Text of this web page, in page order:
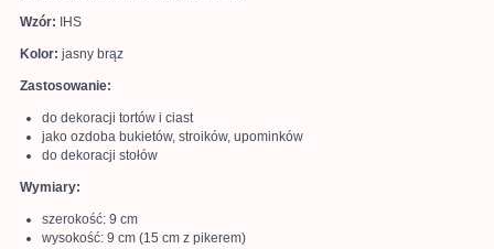
Wzór: IHS
Kolor: jasny brąz
Zastosowanie:
do dekoracji tortów i ciast
jako ozdoba bukietów, stroików, upominków
do dekoracji stołów
Wymiary:
szerokość: 9 cm
wysokość: 9 cm (15 cm z pikerem)